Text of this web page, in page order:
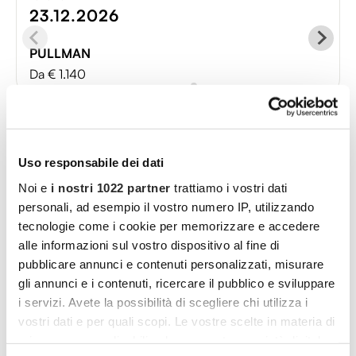
Uso responsabile dei dati
Noi e i nostri 1022 partner trattiamo i vostri dati
personali, ad esempio il vostro numero IP, utilizzando
tecnologie come i cookie per memorizzare e accedere
alle informazioni sul vostro dispositivo al fine di
pubblicare annunci e contenuti personalizzati, misurare
gli annunci e i contenuti, ricercare il pubblico e sviluppare
i servizi. Avete la possibilità di scegliere chi utilizza i
vostri dati e per quali scopi. Le vostre scelte in materia di
23.12.2026
PULLMAN
Da € 1.140
Itinerario